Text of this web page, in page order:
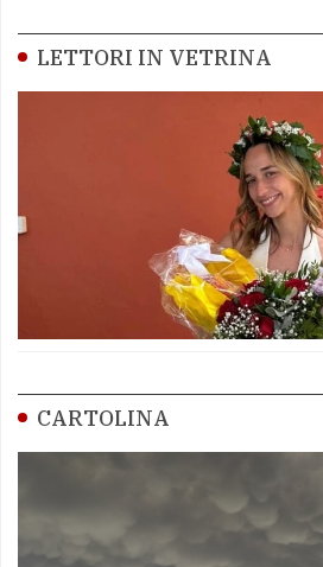
LETTORI IN VETRINA
CARTOLINA